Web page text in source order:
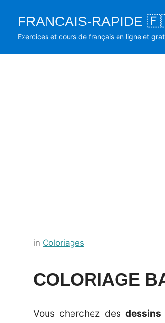
content
FRANCAIS-RAPIDE
Exercices et cours de français en ligne et
Posted
septembre
by
in Coloriages
COLORIAGE
Vous cherchez des dessins